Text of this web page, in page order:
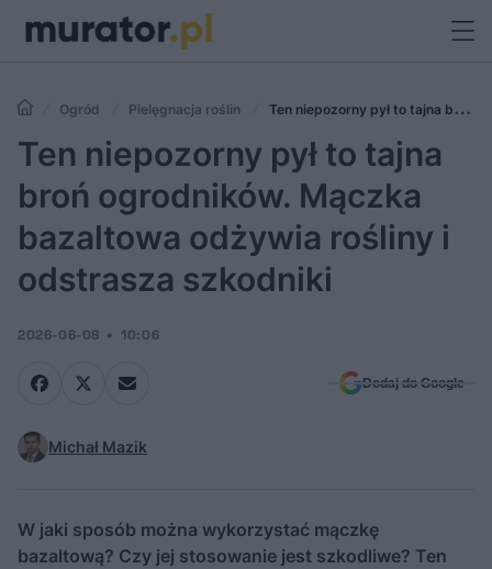
Ogród Pielęgnacja roślin
Ten niepozorny pył to tajna broń
ogrodników. Mączka bazaltowa odżywia rośliny i odstrasza szkodniki
Ten niepozorny pył to tajna
broń ogrodników. Mączka
bazaltowa odżywia rośliny i
odstrasza szkodniki
2026-06-08 10:06
Dodaj do Google
Michał Mazik
W jaki sposób można wykorzystać mączkę
bazaltową? Czy jej stosowanie jest szkodliwe? Ten